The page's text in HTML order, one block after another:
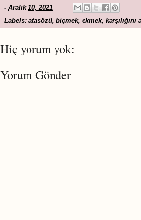
- Aralık 10, 2021
Labels: atasözü, biçmek, ekmek, karşılığını
Hiç yorum yok:
Yorum Gönder